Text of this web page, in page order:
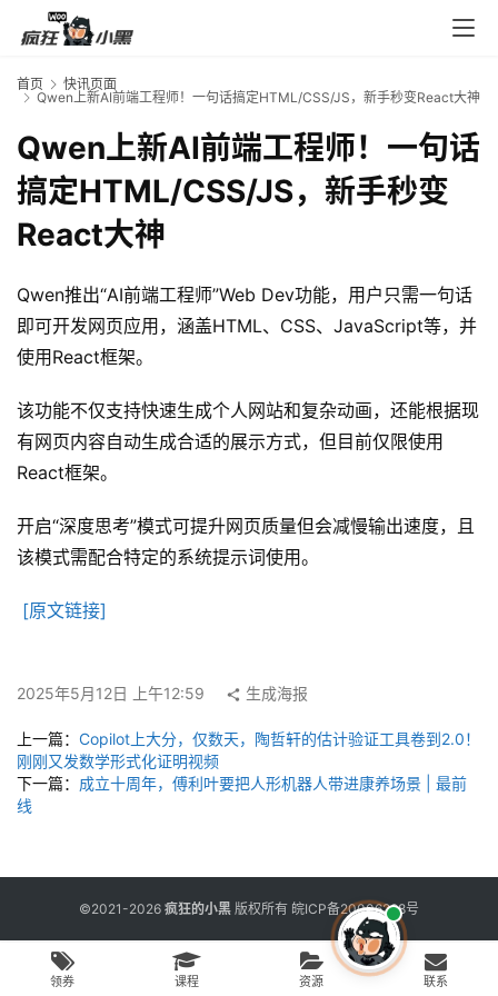
口
券
码
中
资
源
宝
实
工
具
文
免
首页
快讯页面
Qwen上新AI前端工程师！一句话搞定HTML/CSS/JS，新手秒变React大神
Qwen上新AI前端工程师！一句话
搞定HTML/CSS/JS，新手秒变
React大神
Qwen推出“AI前端工程师”Web Dev功能，用户只需一句话
即可开发网页应用，涵盖HTML、CSS、JavaScript等，并
使用React框架。
该功能不仅支持快速生成个人网站和复杂动画，还能根据现
有网页内容自动生成合适的展示方式，但目前仅限使用
React框架。
开启“深度思考”模式可提升网页质量但会减慢输出速度，且
该模式需配合特定的系统提示词使用。
[原文链接]
2025年5月12日 上午12:59 生成海报
上一篇： Copilot上大分，仅数天，陶哲轩的估计验证工具卷到2.0！
刚刚又发数学形式化证明视频
下一篇： 成立十周年，傅利叶要把人形机器人带进康养场景 | 最前
线
©2021-2026 疯狂的小黑 版权所有 皖ICP备20006298号
领券 课程 资源 联系